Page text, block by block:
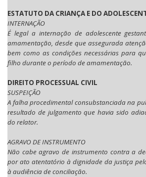
ESTATUTO DA CRIANÇA E DO
INTERNAÇÃO
É legal a internação de adolescente
amamentação, desde que assegurada
bem como as condições necessárias para
filho durante o período de amamentação.
DIREITO PROCESSUAL CIVIL
SUSPEIÇÃO
A falha procedimental consubstanciada na
resultado de julgamento que havia sido
do relator.
AGRAVO DE INSTRUMENTO
Não cabe agravo de instrumento contra a
por ato atentatório à dignidade da justiça
à audiência de conciliação.